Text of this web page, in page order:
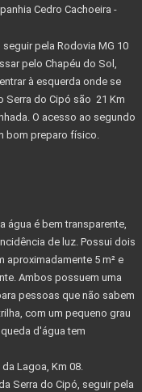
Cedro Cachoeira -
pela Rodovia MG 10
pelo Chapéu do Sol,
à esquerda onde se
Serra do Cipó são 21 Km
O acesso ao segundo
bom preparo físico.
água é bem transparente,
de luz. Possui dois
aproximadamente 5 m² e
Ambos possuem uma
pessoas que não sabem
com um pequeno grau
d'água tem
Lagoa, Km 08.
Serra do Cipó, seguir pela